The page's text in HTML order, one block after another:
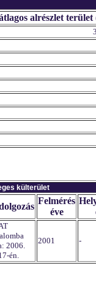
alrészlet terület
külterület
Felmérés
éve
2006.
én.
2001 -